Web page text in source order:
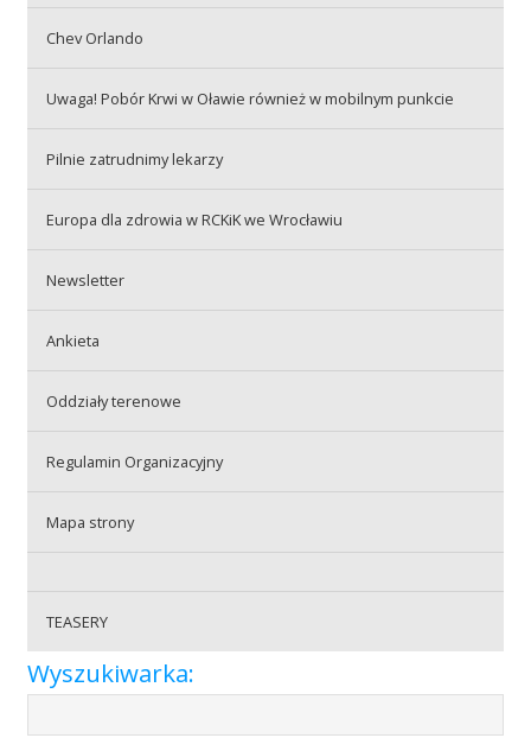
Praca
BIP
Chev Orlando
Uwaga! Pobór Krwi w Oławie również w mobilnym punkcie
Pilnie zatrudnimy lekarzy
Europa dla zdrowia w RCKiK we Wrocławiu
Newsletter
Ankieta
Oddziały terenowe
Regulamin Organizacyjny
Mapa strony
TEASERY
Wyszukiwarka: